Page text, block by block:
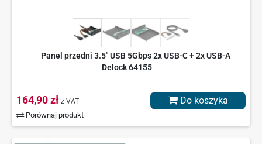
Panel przedni 3.5" USB 5Gbps 2x USB-C + 2x USB-A
Delock 64155
164,90 zł z VAT
Porównaj produkt
Do koszyka